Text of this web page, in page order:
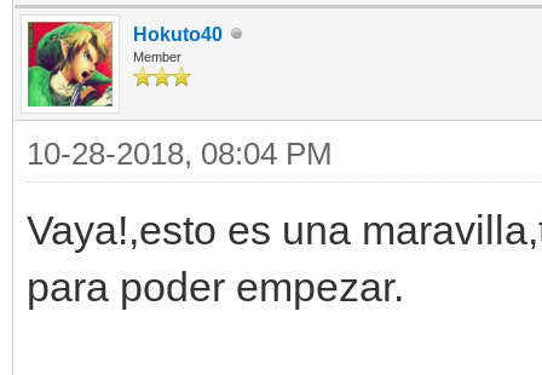
Hokuto40
Member
10-28-2018, 08:04 PM
Vaya!,esto es una
para poder empezar.